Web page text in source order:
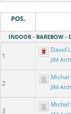
POS.
INDOOR - BAREBOW -
1
David
JIM
2
Michal
JIM
3
Michal